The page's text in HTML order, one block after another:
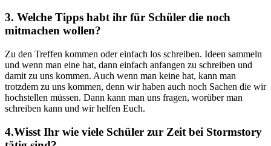
3. Welche Tipps habt ihr für Schüler die noch
mitmachen wollen?
Zu den Treffen kommen oder einfach los schreiben. Ideen sammeln
und wenn man eine hat, dann einfach anfangen zu schreiben und
damit zu uns kommen. Auch wenn man keine hat, kann man
trotzdem zu uns kommen, denn wir haben auch noch Sachen die wir
hochstellen müssen. Dann kann man uns fragen, worüber man
schreiben kann und wir helfen Euch.
4.Wisst Ihr wie viele Schüler zur Zeit bei Stormstory